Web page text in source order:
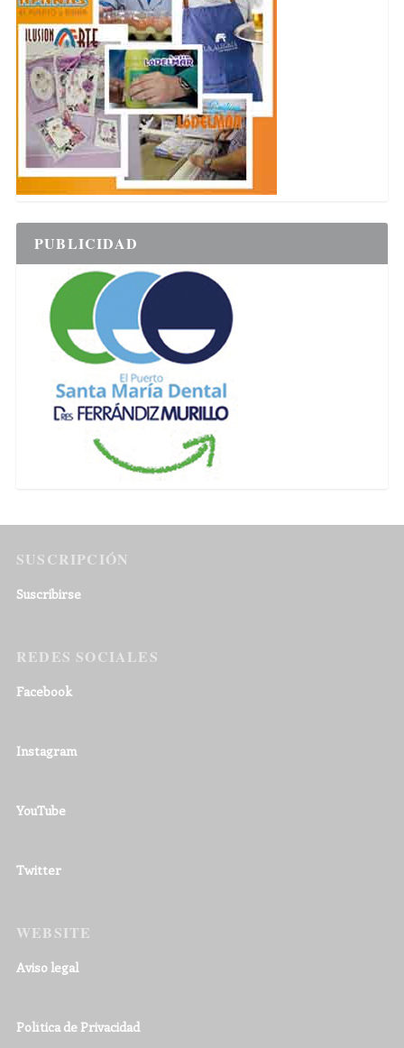
PUBLICIDAD
SUSCRIPCIÓN
Suscribirse
REDES SOCIALES
Facebook
Instagram
YouTube
Twitter
WEBSITE
Aviso legal
Política de Privacidad